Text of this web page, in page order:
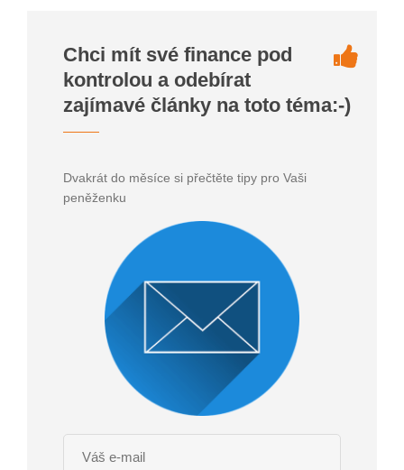
Chci mít své finance pod
kontrolou a odebírat
zajímavé články na toto téma:-)
Dvakrát do měsíce si přečtěte tipy pro Vaši
peněženku